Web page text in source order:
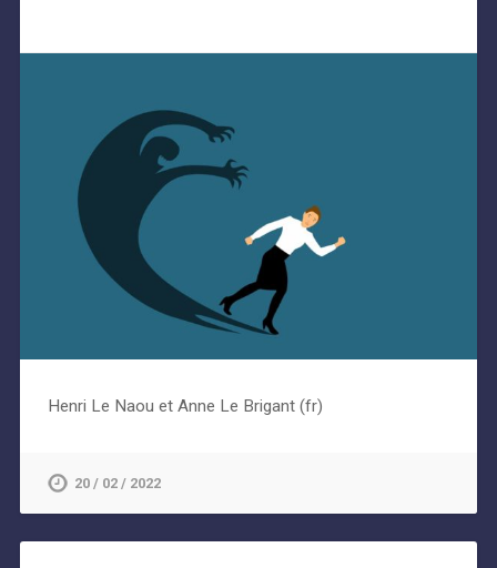
Henri Le Naou et Anne Le Brigant (fr)
20 / 02 / 2022